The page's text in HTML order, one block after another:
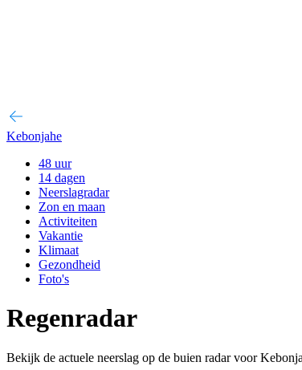
Kebonjahe
48 uur
14 dagen
Neerslagradar
Zon en maan
Activiteiten
Vakantie
Klimaat
Gezondheid
Foto's
Regenradar
Bekijk de actuele neerslag op de buien radar voor